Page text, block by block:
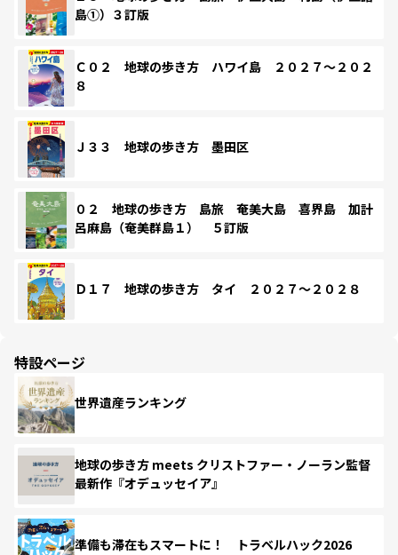
島①）３訂版
Ｃ０２ 地球の歩き方 ハワイ島 ２０２７～２０２
８
Ｊ３３ 地球の歩き方 墨田区
０２ 地球の歩き方 島旅 奄美大島 喜界島 加計
呂麻島（奄美群島１） ５訂版
Ｄ１７ 地球の歩き方 タイ ２０２７～２０２８
特設ページ
世界遺産ランキング
地球の歩き方 meets クリストファー・ノーラン監督
最新作『オデュッセイア』
準備も滞在もスマートに！ トラベルハック2026